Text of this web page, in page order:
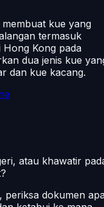
kue yang
termasuk
Hong Kong pada
dua jenis kue
dan kue kacang.
atau khawatir
periksa dokumen